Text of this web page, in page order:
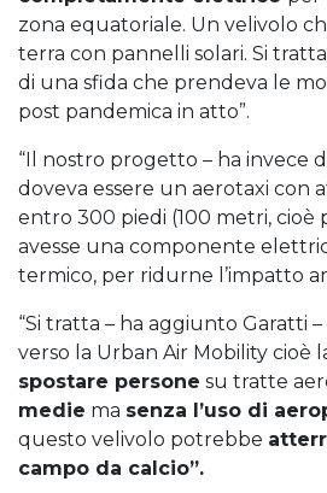
zona equatoriale. Un velivolo
terra con pannelli solari. Si
di una sfida che prendeva le
post pandemica in atto”.
“Il nostro progetto – ha invece
doveva essere un aerotaxi con
entro 300 piedi (100 metri, cioè
avesse una componente
termico, per ridurne l’impatto
“Si tratta – ha aggiunto Garatti
verso la Urban Air Mobility cioè
spostare persone su tratte
medie ma senza l’uso di
questo velivolo potrebbe
campo da calcio”.